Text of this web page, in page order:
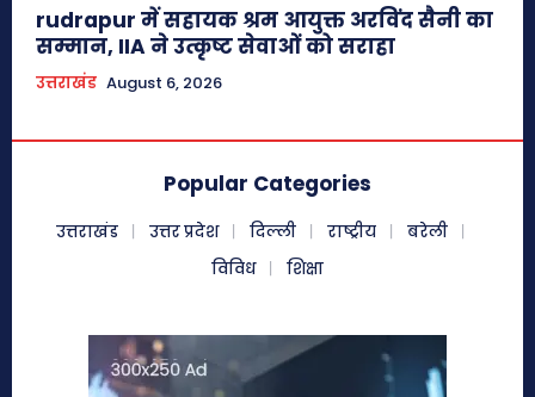
rudrapur में सहायक श्रम आयुक्त अरविंद सैनी का
सम्मान, IIA ने उत्कृष्ट सेवाओं को सराहा
उत्तराखंड August 6, 2026
Popular Categories
उत्तराखंड उत्तर प्रदेश दिल्ली राष्ट्रीय
बरेली
विविध
शिक्षा